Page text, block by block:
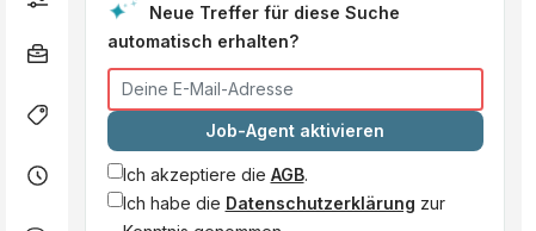
Neue Treffer für diese Suche
automatisch erhalten?
Job-Agent aktivieren
Ich akzeptiere die AGB.
Ich habe die Datenschutzerklärung zur